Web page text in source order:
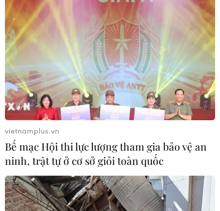
TIN CÙNG CHUYÊN MỤC
Cơ cấu lại vốn nhà nước tại doanh
nghiệp gắn với mục tiêu tăng trưởng
hai con số
07/08/2026 13:16
vietnamplus.vn
Bế mạc Hội thi lực lượng tham gia bảo vệ an
ninh, trật tự ở cơ sở giỏi toàn quốc